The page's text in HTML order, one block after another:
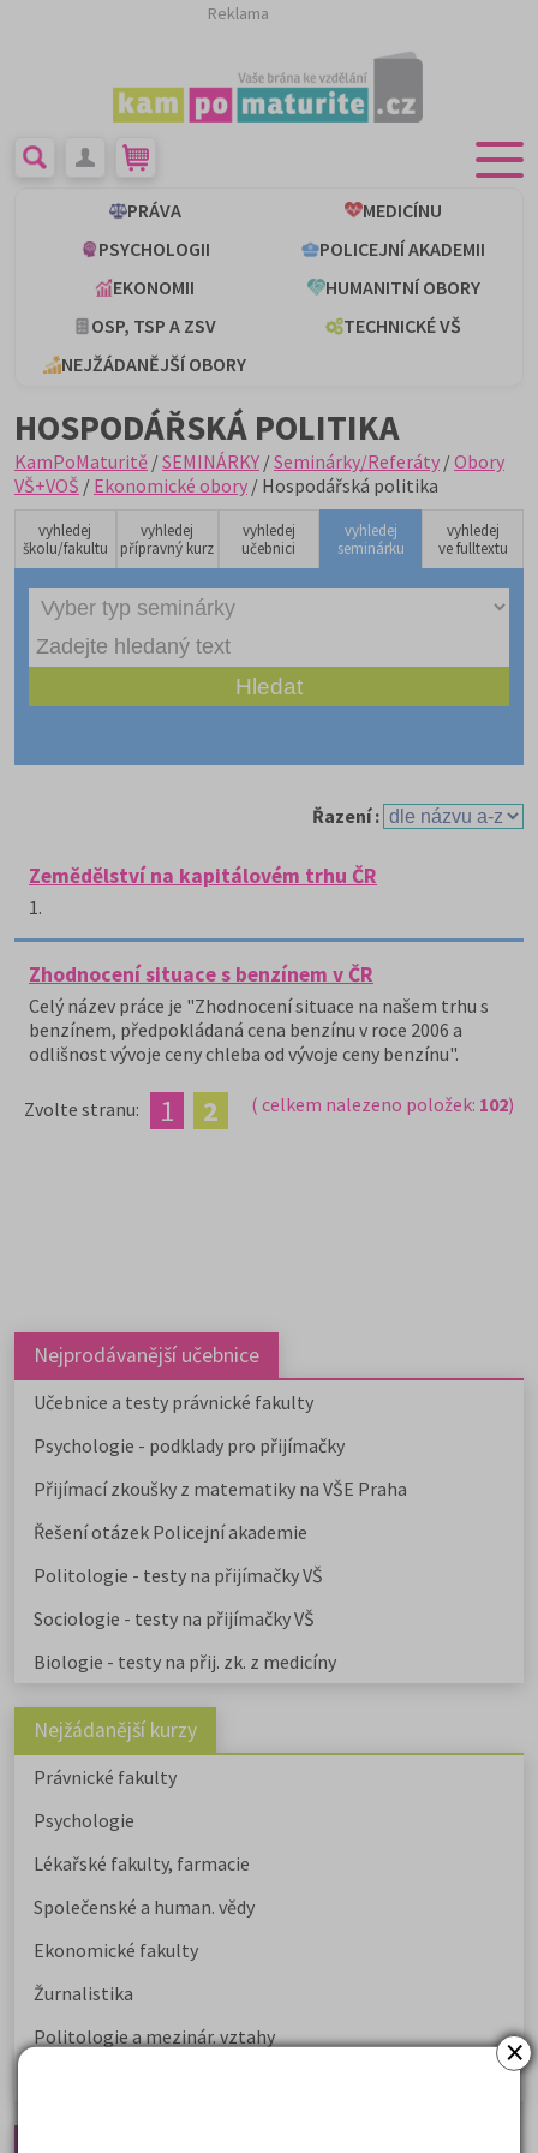
×
Reklama
PRÁVA
MEDICÍNU
PSYCHOLOGII
POLICEJNÍ AKADEMII
EKONOMII
HUMANITNÍ OBORY
OSP, TSP A ZSV
TECHNICKÉ VŠ
NEJŽÁDANĚJŠÍ OBORY
HOSPODÁŘSKÁ POLITIKA
KamPoMaturitě /SEMINÁRKY /Seminárky/Referáty /Obory
VŠ+VOŠ / Ekonomické obory / Hospodářská politika
vyhledej
školu/fakultu
vyhledej
přípravný kurz
vyhledej
učebnici
vyhledej
seminárku
vyhledej
ve fulltextu
Řazení :
Zemědělství na kapitálovém trhu ČR
1.
Zhodnocení situace s benzínem v ČR
Celý název práce je "Zhodnocení situace na našem trhu s
benzínem, předpokládaná cena benzínu v roce 2006 a
odlišnost vývoje ceny chleba od vývoje ceny benzínu".
Zvolte stranu: 1 2 ( celkem nalezeno položek: 102)
Nejprodávanější učebnice
Učebnice a testy právnické fakulty
Psychologie - podklady pro přijímačky
Přijímací zkoušky z matematiky na VŠE Praha
Řešení otázek Policejní akademie
Politologie - testy na přijímačky VŠ
Sociologie - testy na přijímačky VŠ
Biologie - testy na přij. zk. z medicíny
Nejžádanější kurzy
Právnické fakulty
Psychologie
Lékařské fakulty, farmacie
Společenské a human. vědy
Ekonomické fakulty
Žurnalistika
Politologie a mezinár. vztahy